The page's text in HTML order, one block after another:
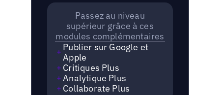
Passez au niveau
supérieur grâce à ces
modules complémentaires
Publier sur Google et
Apple
Critiques Plus
Analytique Plus
Collaborate Plus